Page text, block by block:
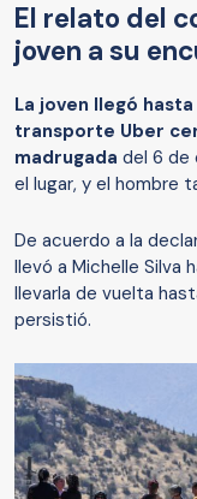
El relato del
joven a su
La joven llegó
transporte Uber
madrugada del 6 de
el lugar, y el hombre
De acuerdo a la
llevó a Michelle Silva
llevarla de vuelta
persistió.